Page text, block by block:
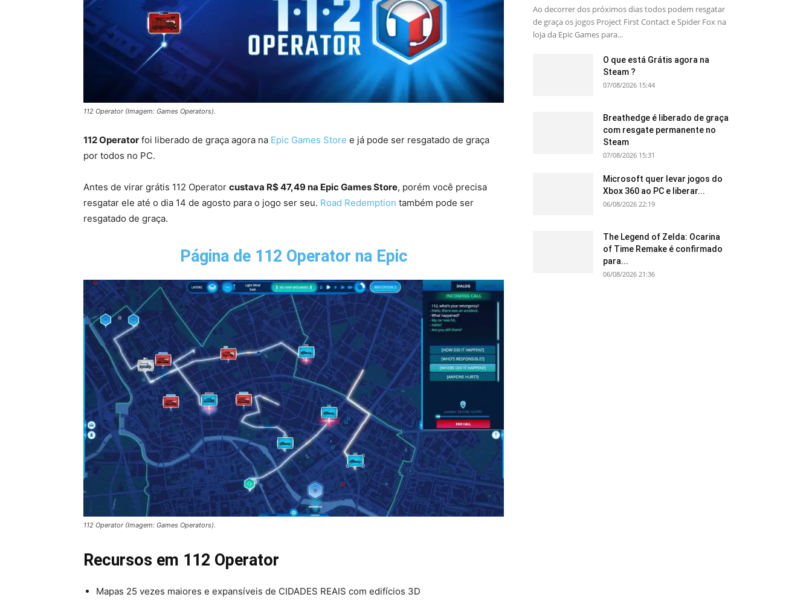
112 Operator (Imagem: Games Operators).
112 Operator foi liberado de graça agora na Epic Games Store e já pode ser resgatado de graça
por todos no PC.
Antes de virar grátis 112 Operator custava R$ 47,49 na Epic Games Store, porém você precisa
resgatar ele até o dia 14 de agosto para o jogo ser seu. Road Redemption também pode ser
resgatado de graça.
Página de 112 Operator na Epic
112 Operator (Imagem: Games Operators).
Recursos em 112 Operator
Mapas 25 vezes maiores e expansíveis de CIDADES REAIS com edifícios 3D
Ao decorrer dos próximos dias todos podem resgatar
de graça os jogos Project First Contact e Spider Fox na
loja da Epic Games para...
O que está Grátis agora na
Steam ?
07/08/2026 15:44
Breathedge é liberado de graça
com resgate permanente no
Steam
07/08/2026 15:31
Microsoft quer levar jogos do
Xbox 360 ao PC e liberar...
06/08/2026 22:19
The Legend of Zelda: Ocarina
of Time Remake é confirmado
para...
06/08/2026 21:36